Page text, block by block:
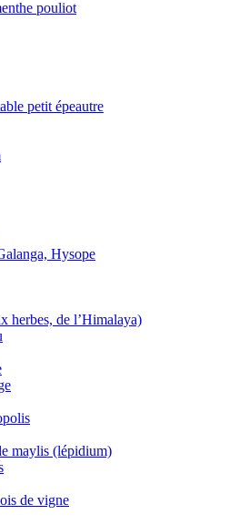
pouliot
petit épeautre
Hysope
herbes, de l’Himalaya)
maylis (lépidium)
de vigne